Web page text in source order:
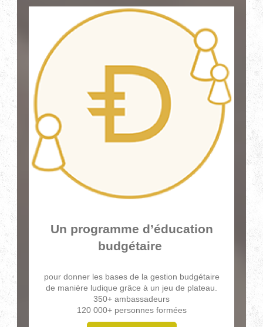
Un programme d’éducation
budgétaire
pour donner les bases de la gestion budgétaire
de manière ludique grâce à un jeu de plateau.
350+ ambassadeurs
120 000+ personnes formées